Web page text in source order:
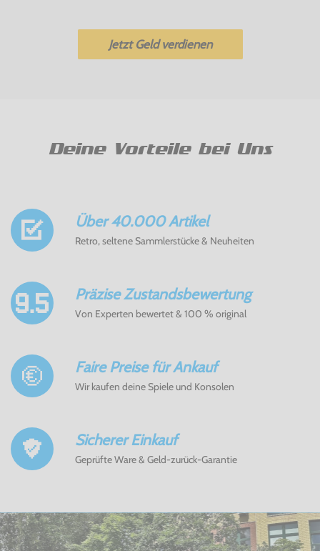
Jetzt Geld verdienen
Deine Vorteile bei Uns
Über 40.000 Artikel
Retro, seltene Sammlerstücke & Neuheiten
Präzise Zustandsbewertung
Von Experten bewertet & 100 % original
Faire Preise für Ankauf
Wir kaufen deine Spiele und Konsolen
Sicherer Einkauf
Geprüfte Ware & Geld-zurück-Garantie